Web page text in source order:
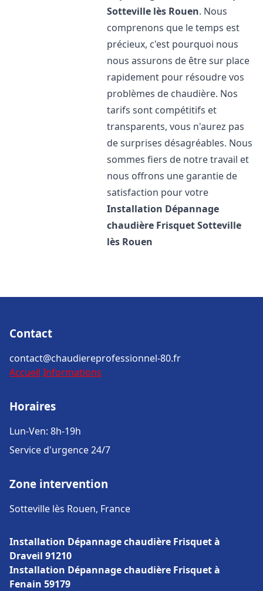
Sotteville lès Rouen. Nous
comprenons que le temps est
précieux, c'est pourquoi nous
nous assurons de être sur place
rapidement pour résoudre vos
problèmes de chaudière. Nos
tarifs sont compétitifs et
transparents, vous n'aurez pas
de surprises désagréables. Nous
sommes fiers de notre travail et
nous offrons une garantie de
satisfaction pour votre
Installation Dépannage
chaudière FrisquetSotteville
lès Rouen
Contact
contact@chaudiereprofessionnel-80.fr
Accueil Informations
Horaires
Lun-Ven: 8h-19h
Service d'urgence 24/7
Zone intervention
Sotteville lès Rouen, France
Installation Dépannage chaudière Frisquet à
Draveil 91210
Installation Dépannage chaudière Frisquet à
Fenain 59179